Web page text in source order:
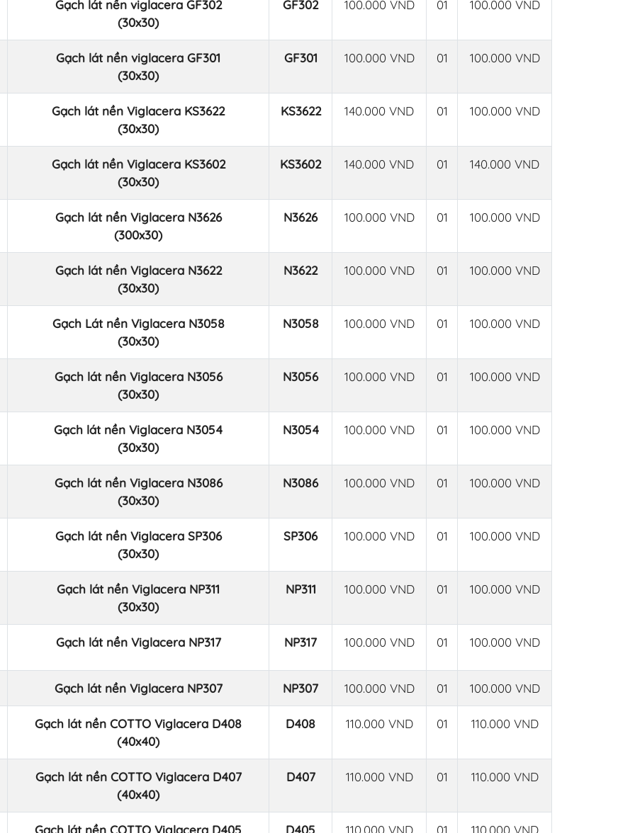
Gạch lát nền viglacera GF302
(30x30)
GF302 100.000 VND 01 100.000 VND
Gạch lát nền viglacera GF301
(30x30)
GF301 100.000 VND 01 100.000 VND
Gạch lát nền Viglacera KS3622
(30x30)
KS3622 140.000 VND 01 100.000 VND
Gạch lát nền Viglacera KS3602
(30x30)
KS3602 140.000 VND 01 140.000 VND
Gạch lát nền Viglacera N3626
(300x30)
N3626 100.000 VND 01 100.000 VND
Gạch lát nền Viglacera N3622
(30x30)
N3622 100.000 VND 01 100.000 VND
Gạch Lát nền Viglacera N3058
(30x30)
N3058 100.000 VND 01 100.000 VND
Gạch lát nền Viglacera N3056
(30x30)
N3056 100.000 VND 01 100.000 VND
Gạch lát nền Viglacera N3054
(30x30)
N3054 100.000 VND 01 100.000 VND
Gạch lát nền Viglacera N3086
(30x30)
N3086 100.000 VND 01 100.000 VND
Gạch lát nền Viglacera SP306
(30x30)
SP306 100.000 VND 01 100.000 VND
Gạch lát nền Viglacera NP311
(30x30)
NP311 100.000 VND 01 100.000 VND
Gạch lát nền Viglacera NP317 NP317 100.000 VND 01 100.000 VND
Gạch lát nền Viglacera NP307 NP307 100.000 VND 01 100.000 VND
Gạch lát nền COTTO Viglacera D408
(40x40)
D408 110.000 VND 01 110.000 VND
Gạch lát nền COTTO Viglacera D407
(40x40)
D407 110.000 VND 01 110.000 VND
Gạch lát nền COTTO Viglacera D405 D405 110.000 VND 01 110.000 VND